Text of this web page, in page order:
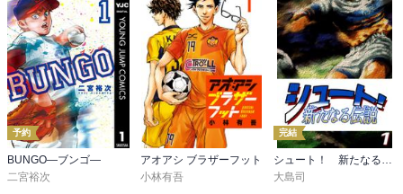
予約
BUNGO―ブンゴ―
二宮裕次
アオアシ ブラザーフット
小林有吾
完結
大島司